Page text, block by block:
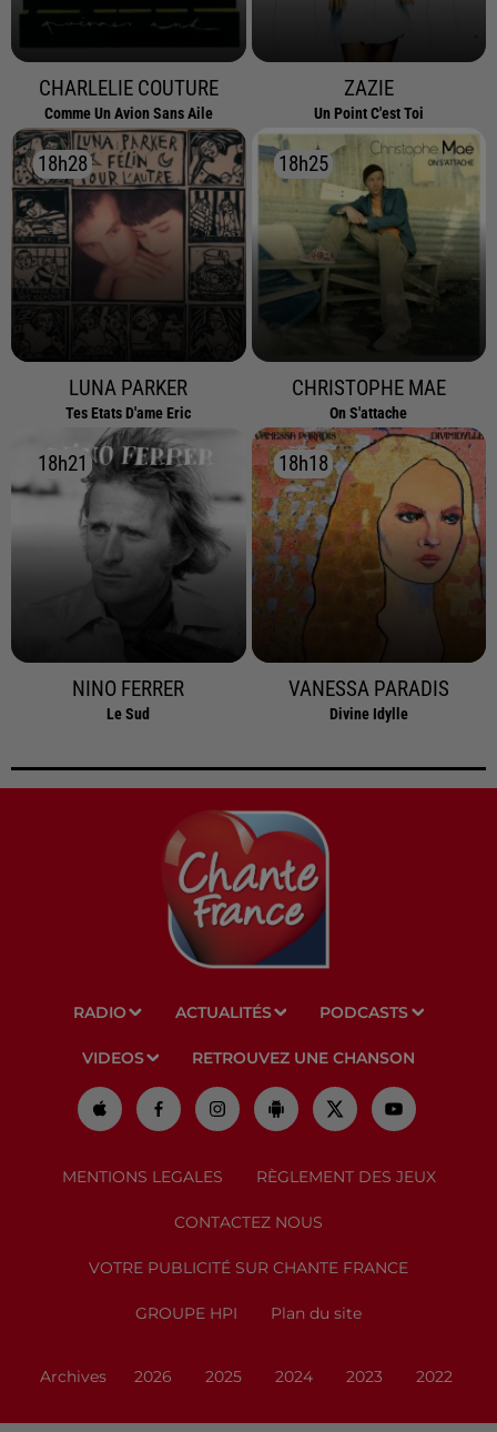
CHARLELIE COUTURE
Comme Un Avion Sans Aile
ZAZIE
Un Point C'est Toi
18h28
18h28
LUNA PARKER
Tes Etats D'ame Eric
18h25
18h25
CHRISTOPHE MAE
On S'attache
18h21
18h21
NINO FERRER
Le Sud
18h18
18h18
VANESSA PARADIS
Divine Idylle
RADIO ACTUALITÉS PODCASTS
VIDEOS RETROUVEZ UNE CHANSON
MENTIONS LEGALES RÈGLEMENT DES JEUX
CONTACTEZ NOUS
VOTRE PUBLICITÉ SUR CHANTE FRANCE
GROUPE HPI Plan du site
Archives 2026 2025 2024 2023 2022